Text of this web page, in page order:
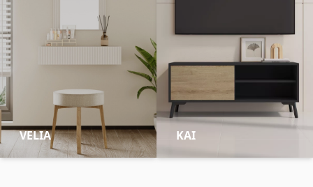
VELIA KAI